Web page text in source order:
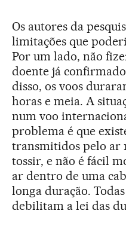
Os autores da
limitações que
Por um lado, não
doente já
disso, os voos
horas e meia. A
num voo
problema é que
transmitidos pelo ar
tossir, e não é fácil
ar dentro de uma
longa duração.
debilitam a lei das